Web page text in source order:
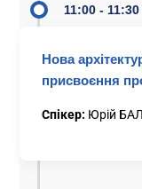
11:00 - 11:30
Нова
присвоєння
Спікер: Юрій